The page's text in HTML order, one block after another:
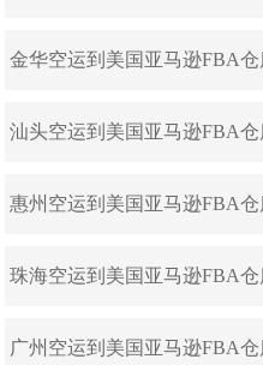
金华空运到美国亚马逊FBA
汕头空运到美国亚马逊FBA
惠州空运到美国亚马逊FBA
珠海空运到美国亚马逊FBA
广州空运到美国亚马逊FBA